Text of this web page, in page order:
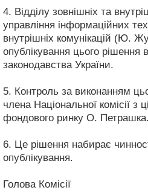
4. Відділу зовнішніх та
управління інформаційних
внутрішніх комунікацій (Ю.
опублікування цього рішення
законодавства України.
5. Контроль за виконанням
члена Національної комісії з
фондового ринку О. Петрашка.
6. Це рішення набирає
опублікування.
Голова Комісії